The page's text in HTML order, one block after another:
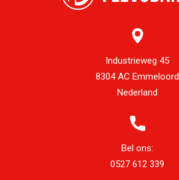
Industrieweg 45
8304 AC Emmeloord
Nederland
Bel ons:
0527 612 339